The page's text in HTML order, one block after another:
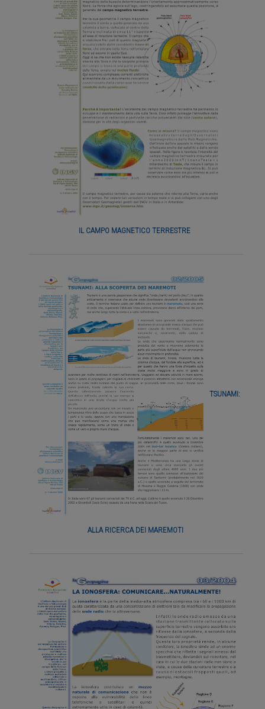
IL CAMPO MAGNETICO TERRESTRE
TSUNAMI:
ALLA RICERCA DEI MAREMOTI